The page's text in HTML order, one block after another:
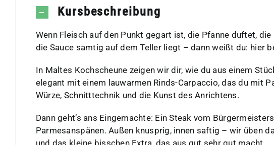
Kursbeschreibung
Wenn Fleisch auf den Punkt gegart ist, die Pfanne duftet,
die Sauce samtig auf dem Teller liegt – dann weißt du: hier
In Maltes Kochscheune zeigen wir dir, wie du aus einem
elegant mit einem lauwarmen Rinds-Carpaccio, das du mit
Würze, Schnitttechnik und die Kunst des Anrichtens.
Dann geht’s ans Eingemachte: Ein Steak vom
Parmesanspänen. Außen knusprig, innen saftig – wir üben